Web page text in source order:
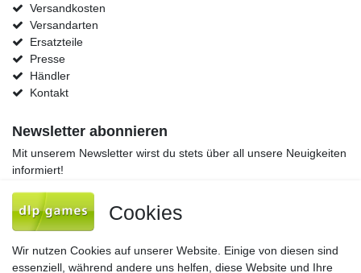
Versandkosten
Versandarten
Ersatzteile
Presse
Händler
Kontakt
Newsletter abonnieren
Mit unserem Newsletter wirst du stets über all unsere Neuigkeiten
informiert!
Newsletter
Honig
Einwilligung kann ich jederzeit widerrufen.**
Cookies
Wir nutzen Cookies auf unserer Website. Einige von diesen sind
essenziell, während andere uns helfen, diese Website und Ihre